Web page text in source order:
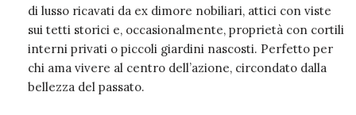
di lusso ricavati da ex dimore nobiliari, attici con viste
sui tetti storici e, occasionalmente, proprietà con cortili
interni privati o piccoli giardini nascosti. Perfetto per
chi ama vivere al centro dell’azione, circondato dalla
bellezza del passato.